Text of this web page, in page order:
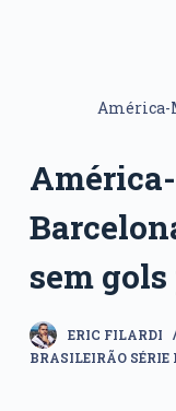
América-
sem
ERIC FILARDI
BRASILEIRÃO SÉRIE